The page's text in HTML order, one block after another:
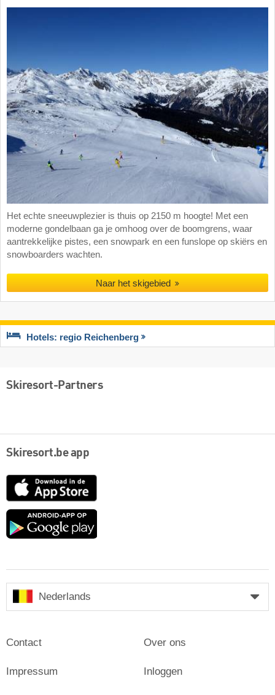
Het echte sneeuwplezier is thuis op 2150 m hoogte! Met een
moderne gondelbaan ga je omhoog over de boomgrens, waar
aantrekkelijke pistes, een snowpark en een funslope op skiërs en
snowboarders wachten.
Naar het skigebied
Hotels: regio Reichenberg
Skiresort-Partners
Skiresort.be app
App
Google
Nederlands
Contact
Impressum
Over ons
Inloggen